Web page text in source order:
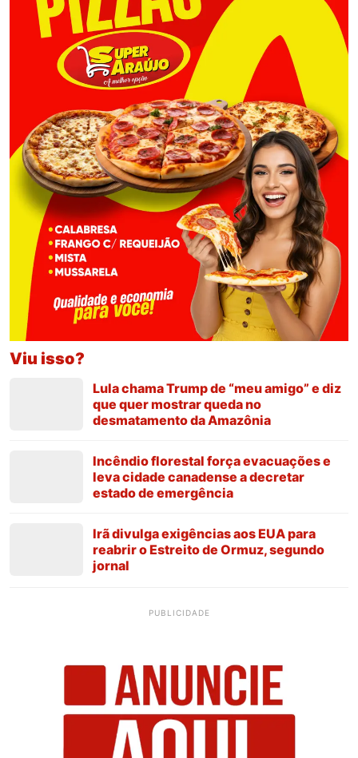
Viu isso?
Lula chama Trump de “meu amigo” e diz
que quer mostrar queda no
desmatamento da Amazônia
Incêndio florestal força evacuações e
leva cidade canadense a decretar
estado de emergência
Irã divulga exigências aos EUA para
reabrir o Estreito de Ormuz, segundo
jornal
PUBLICIDADE